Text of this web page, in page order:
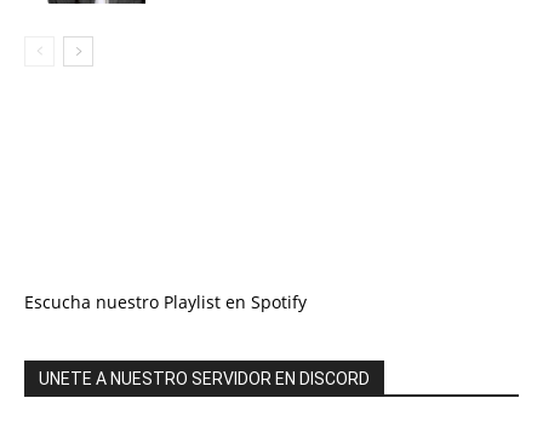
Escucha nuestro Playlist en Spotify
UNETE A NUESTRO SERVIDOR EN DISCORD